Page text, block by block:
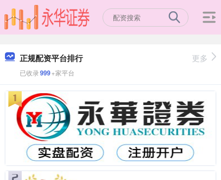
正规配资平台排行
已收录999+家平台
更多